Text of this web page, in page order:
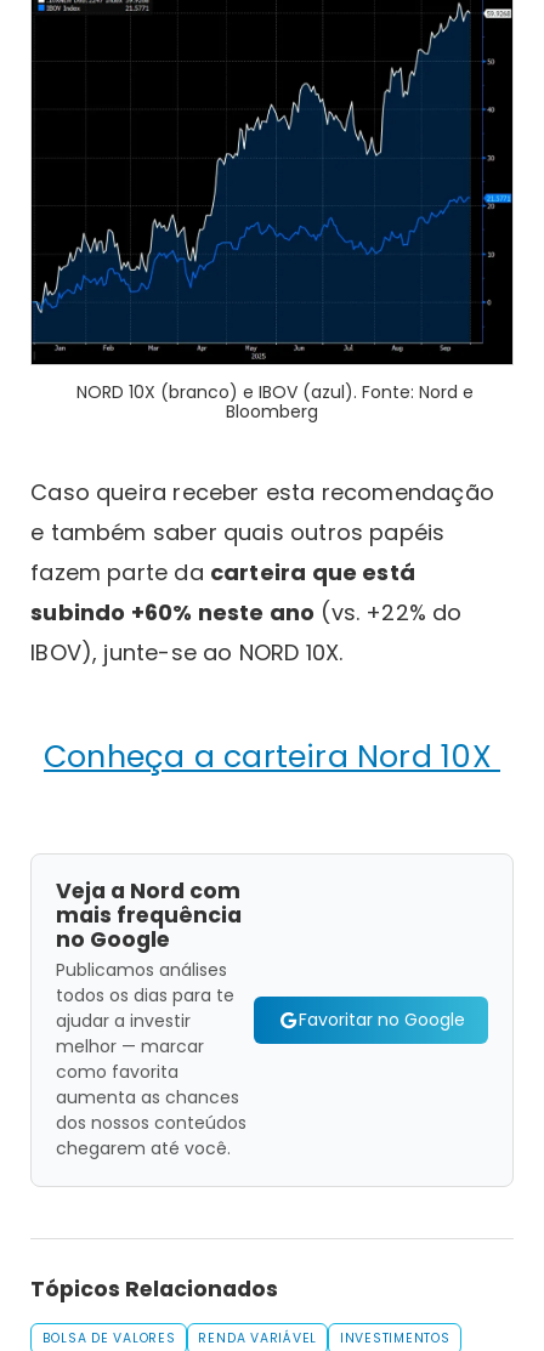
NORD 10X (branco) e IBOV (azul). Fonte: Nord e
Bloomberg
Caso queira receber esta recomendação
e também saber quais outros papéis
fazem parte da carteira que está
subindo +60% neste ano (vs. +22% do
IBOV), junte-se ao NORD 10X.
Conheça a carteira Nord 10X
Veja a Nord com
mais frequência
no Google
Publicamos análises
todos os dias para te
ajudar a investir
melhor — marcar
como favorita
aumenta as chances
dos nossos conteúdos
chegarem até você.
Favoritar no Google
Tópicos Relacionados
BOLSA DE VALORES RENDA VARIÁVEL INVESTIMENTOS